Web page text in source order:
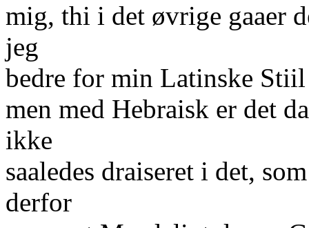
mig, thi i det øvrige gaaer
jeg
bedre for min Latinske
men med Hebraisk er det
ikke
saaledes draiseret i det,
derfor